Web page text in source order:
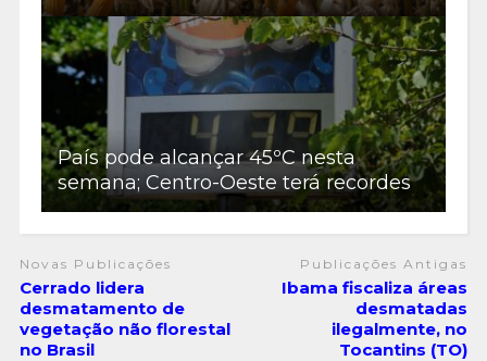
País pode alcançar 45ºC nesta
semana; Centro-Oeste terá recordes
Novas Publicações
Cerrado lidera
desmatamento de
vegetação não florestal
no Brasil
Publicações Antigas
Ibama fiscaliza áreas
desmatadas
ilegalmente, no
Tocantins (TO)